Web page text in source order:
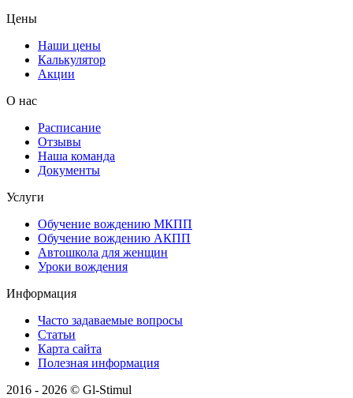
Цены
Наши цены
Калькулятор
Акции
О нас
Расписание
Отзывы
Наша команда
Документы
Услуги
Обучение вождению МКПП
Обучение вождению АКПП
Автошкола для женщин
Уроки вождения
Информация
Часто задаваемые вопросы
Статьи
Карта сайта
Полезная информация
2016 - 2026 © Gl-Stimul